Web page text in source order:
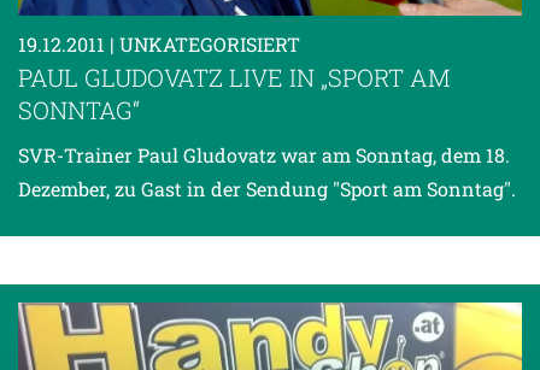
19.12.2011 | UNKATEGORISIERT
PAUL GLUDOVATZ LIVE IN „SPORT AM
SONNTAG“
SVR-Trainer Paul Gludovatz war am Sonntag, dem 18.
Dezember, zu Gast in der Sendung "Sport am Sonntag".